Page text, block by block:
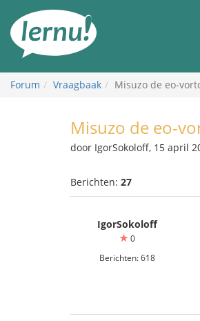
inhoud
Forum Vraagbaak Misuzo de eo-
Misuzo de eo-
door IgorSokoloff, 15 april
Berichten: 27
IgorSokoloff
0
Berichten: 618